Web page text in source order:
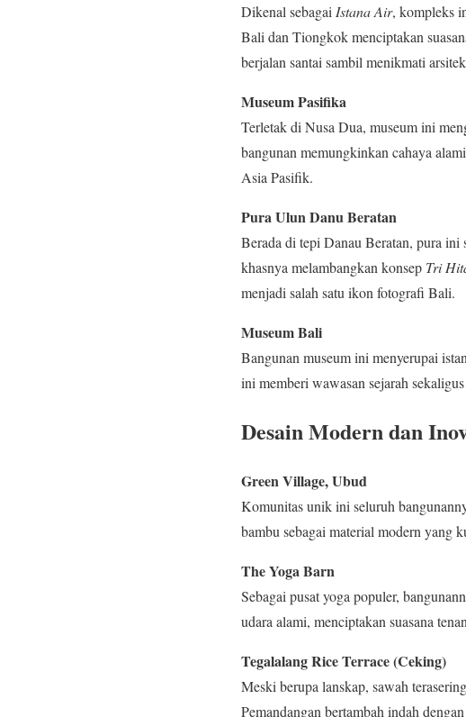
Dikenal sebagai Istana Air, kompleks
Bali dan Tiongkok menciptakan
berjalan santai sambil menikmati
Museum Pasifika
Terletak di Nusa Dua, museum ini
bangunan memungkinkan cahaya
Asia Pasifik.
Pura Ulun Danu Beratan
Berada di tepi Danau Beratan, pura ini
khasnya melambangkan konsep Tri
menjadi salah satu ikon fotografi Bali.
Museum Bali
Bangunan museum ini menyerupai
ini memberi wawasan sejarah
Desain Modern dan
Green Village, Ubud
Komunitas unik ini seluruh
bambu sebagai material modern yang
The Yoga Barn
Sebagai pusat yoga populer,
udara alami, menciptakan suasana
Tegalalang Rice Terrace (Ceking)
Meski berupa lanskap, sawah
Pemandangan bertambah indah